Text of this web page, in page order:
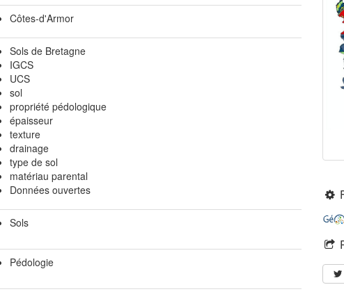
Côtes-d'Armor
Sols de Bretagne
IGCS
UCS
sol
propriété pédologique
épaisseur
texture
drainage
type de sol
matériau parental
Données ouvertes
Sols
Pédologie